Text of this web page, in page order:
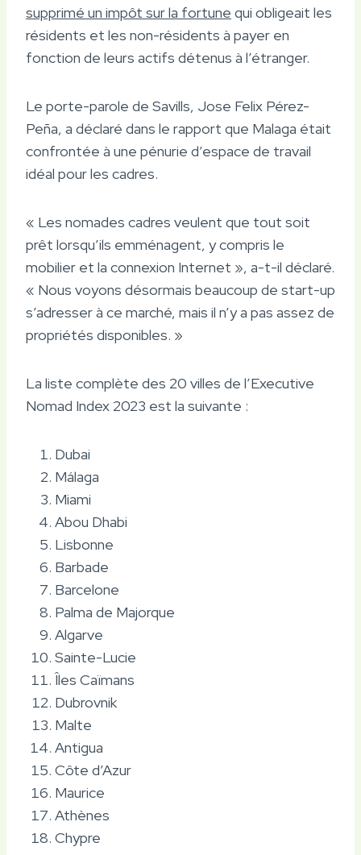
supprimé un impôt sur la fortune qui obligeait les
résidents et les non-résidents à payer en
fonction de leurs actifs détenus à l’étranger.
Le porte-parole de Savills, Jose Felix Pérez-
Peña, a déclaré dans le rapport que Malaga était
confrontée à une pénurie d’espace de travail
idéal pour les cadres.
« Les nomades cadres veulent que tout soit
prêt lorsqu’ils emménagent, y compris le
mobilier et la connexion Internet », a-t-il déclaré.
« Nous voyons désormais beaucoup de start-up
s’adresser à ce marché, mais il n’y a pas assez de
propriétés disponibles. »
La liste complète des 20 villes de l’Executive
Nomad Index 2023 est la suivante :
Dubai
Málaga
Miami
Abou Dhabi
Lisbonne
Barbade
Barcelone
Palma de Majorque
Algarve
Sainte-Lucie
Îles Caïmans
Dubrovnik
Malte
Antigua
Côte d’Azur
Maurice
Athènes
Chypre